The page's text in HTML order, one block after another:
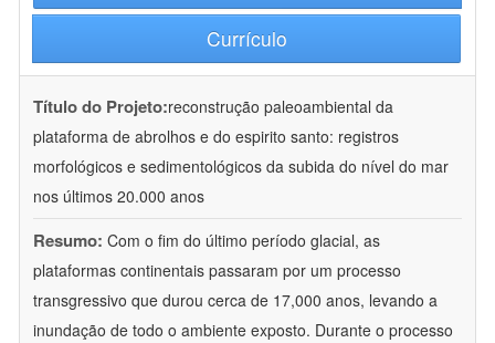
Currículo
Título do Projeto:reconstrução paleoambiental da
plataforma de abrolhos e do espirito santo: registros
morfológicos e sedimentológicos da subida do nível do mar
nos últimos 20.000 anos
Resumo: Com o fim do último período glacial, as
plataformas continentais passaram por um processo
transgressivo que durou cerca de 17,000 anos, levando a
inundação de todo o ambiente exposto. Durante o processo